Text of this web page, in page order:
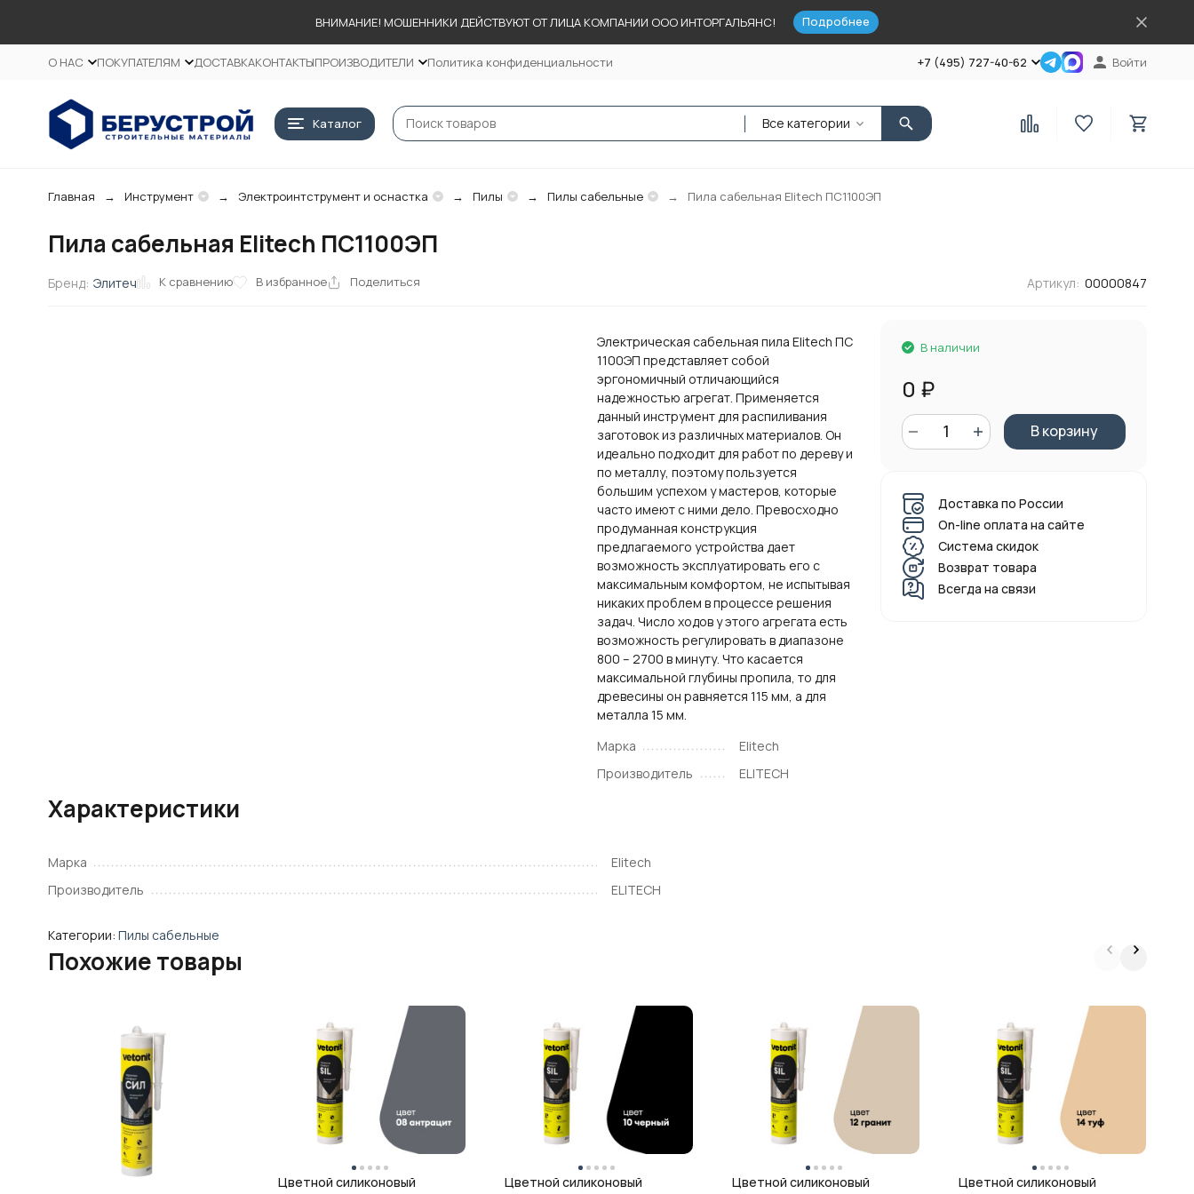
ВНИМАНИЕ! МОШЕННИКИ ДЕЙСТВУЮТ ОТ ЛИЦА КОМПАНИИ ООО ИНТОРГАЛЬЯНС! Подробнее
О НАС ПОКУПАТЕЛЯМ ДОСТАВКАКОНТАКТЫПРОИЗВОДИТЕЛИ Политика конфиденциальности +7 (495) 727-40-62 Войти
Каталог Все категории
Главная Инструмент Электроинтструмент и оснастка Пилы Пилы сабельные Пила сабельная Elitech ПС1100ЭП
Пила сабельная Elitech ПС1100ЭП
Бренд: Элитеч К сравнению В избранное Поделиться Артикул: 00000847
Электрическая сабельная пила Elitech ПС
1100ЭП представляет собой
эргономичный отличающийся
надежностью агрегат. Применяется
данный инструмент для распиливания
заготовок из различных материалов. Он
идеально подходит для работ по дереву и
по металлу, поэтому пользуется
большим успехом у мастеров, которые
часто имеют с ними дело. Превосходно
продуманная конструкция
предлагаемого устройства дает
возможность эксплуатировать его с
максимальным комфортом, не испытывая
никаких проблем в процессе решения
задач. Число ходов у этого агрегата есть
возможность регулировать в диапазоне
800 – 2700 в минуту. Что касается
максимальной глубины пропила, то для
древесины он равняется 115 мм, а для
металла 15 мм.
Марка
Elitech
Производитель
ELITECH
В наличии
0 ₽
В корзину
Доставка по России
On-line оплата на сайте
Система скидок
Возврат товара
Всегда на связи
Характеристики
Марка
Elitech
Производитель
ELITECH
Категории: Пилы сабельные
Похожие товары
Цветной силиконовый
Цветной силиконовый
Цветной силиконовый
Цветной силиконовый